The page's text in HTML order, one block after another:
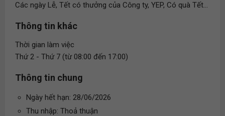
Các ngày Lễ, Tết có thưởng của Công ty, YEP, Có quà Tết...
Thông tin khác
Thời gian làm việc
Thứ 2 - Thứ 7 (từ 08:00 đến 17:00)
Thông tin chung
Ngày hết hạn: 28/06/2026
Thu nhập: Thoả thuận